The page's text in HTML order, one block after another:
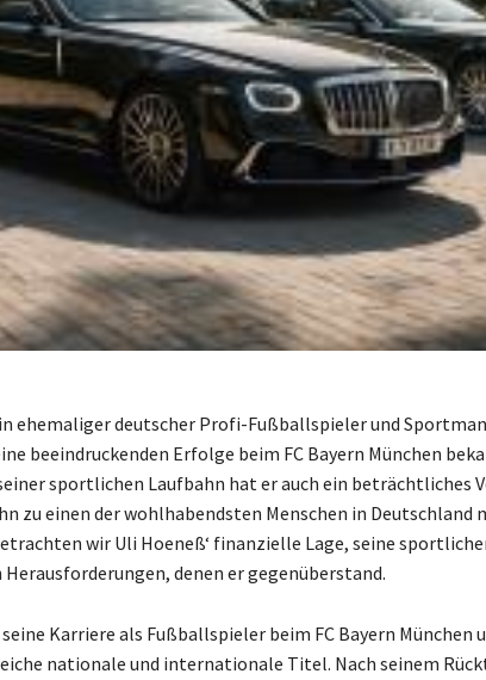
ehemaliger deutscher Profi-Fußballspieler und
beeindruckenden Erfolge beim FC Bayern München
sportlichen Laufbahn hat er auch ein beträchtliches
zu einen der wohlhabendsten Menschen in Deutschland
wir Uli Hoeneß‘ finanzielle Lage, seine
denen er gegenüberstand.
Karriere als Fußballspieler beim FC Bayern München
nationale und internationale Titel. Nach seinem